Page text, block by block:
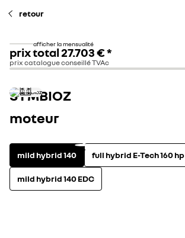
retour
afficher la mensualité
prix total27.703 €*
prix catalogue conseillé TVAc
SYMBIOZ
moteur
mild hybrid 140 full hybrid E-Tech 160 hp
mild hybrid 140 EDC